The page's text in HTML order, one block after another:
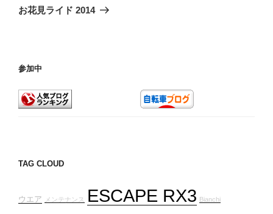
ー
の
お花見ライド 2014
参加中
TAG CLOUD
ウエア メンテナンス ESCAPE RX3 Bianchi